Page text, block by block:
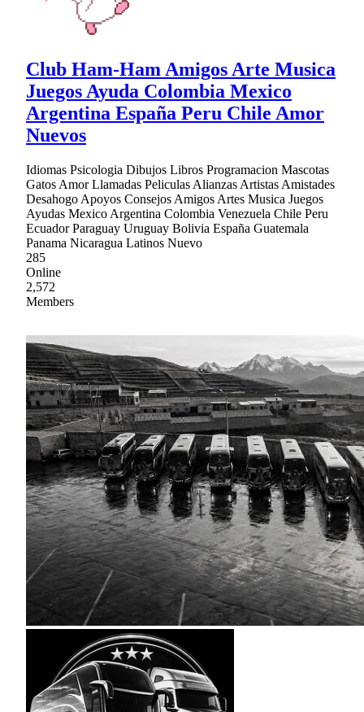
Club Ham-Ham Amigos Arte Musica
Juegos Ayuda Colombia Mexico
Argentina España Peru Chile Amor
Nuevos
Idiomas Psicologia Dibujos Libros Programacion Mascotas
Gatos Amor Llamadas Peliculas Alianzas Artistas Amistades
Desahogo Apoyos Consejos Amigos Artes Musica Juegos
Ayudas Mexico Argentina Colombia Venezuela Chile Peru
Ecuador Paraguay Uruguay Bolivia España Guatemala
Panama Nicaragua Latinos Nuevo
285
Online
2,572
Members